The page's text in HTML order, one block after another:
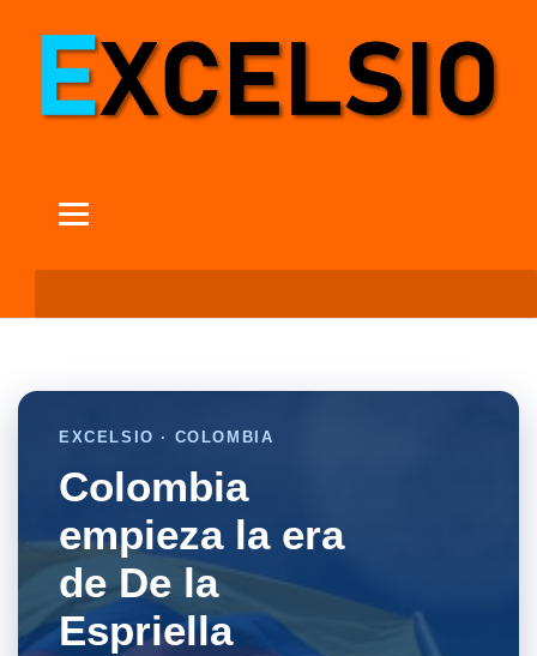
EXCELSIO · COLOMBIA
Colombia
empieza la era
de De la
Espriella